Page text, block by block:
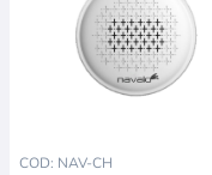
COD: NAV-CH